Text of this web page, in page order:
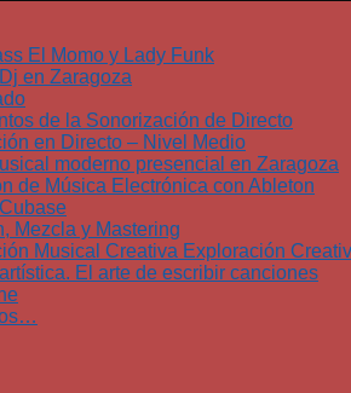
El Momo y Lady Funk
en Zaragoza
de la Sonorización de Directo
en Directo – Nivel Medio
moderno presencial en Zaragoza
de Música Electrónica con Ableton
Mezcla y Mastering
Musical Creativa Exploración
El arte de escribir canciones